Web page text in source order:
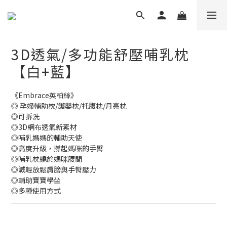
3D透氣/多功能舒壓哺乳枕
【白+藍】
《Embrace英柏絲》
◎ 孕婦輔助枕/護嬰枕/托腹枕/月亮枕
◎可拆洗
◎3D網布透氣新素材
◎哺乳媽媽的輔助天使
◎高度升級，撐起媽咪的手臂
◎哺乳枕繞於媽咪腰間
◎減輕放鬆肩膀與手臂壓力
◎輔助寶寶學坐
◎多種使用方式